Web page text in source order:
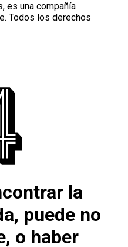
es una compañía
Todos los derechos
la
puede no
o haber